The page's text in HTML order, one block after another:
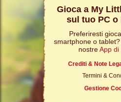
Gioca a My
sul tuo PC o
Preferiresti
smartphone o
nostreApp di
Crediti & Note
Termini &
Gestione